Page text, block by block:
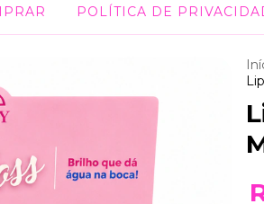
POLÍTICA DE